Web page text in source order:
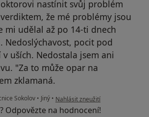
nastínit svůj problém
že mé problémy jsou
mi udělal až po 14-ti dnech
Nedoslýchavost, pocit pod
uších. Nedostala jsem ani
"Za to může opar na
zklamaná.
Sokolov • Jiný • podle názoru uživatele J.T.
Nahlásit zneužití
Odpovězte na hodnocení!